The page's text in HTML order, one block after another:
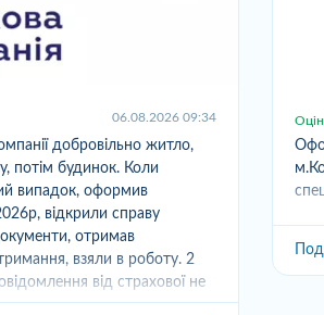
06.08.2026 09:34
добровільно житло,
потім будинок. Коли
випадок, оформив
відкрили справу
отримав
взяли в роботу. 2
від страхової не